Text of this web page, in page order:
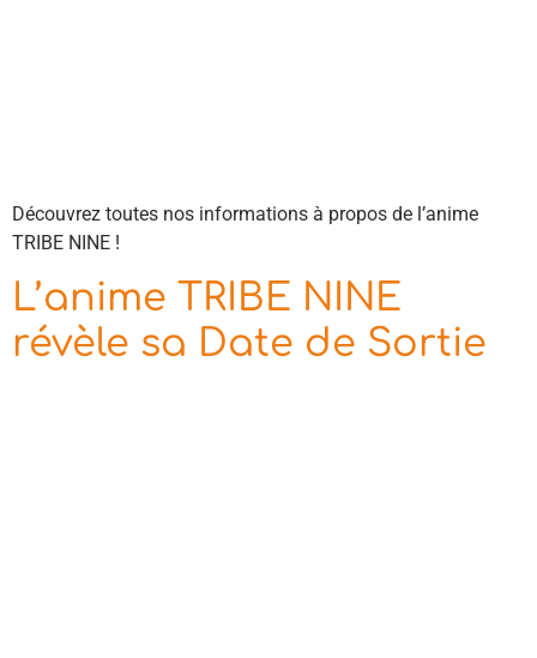
Découvrez toutes nos informations à propos de l’anime
TRIBE NINE !
L’anime TRIBE NINE
révèle sa Date de Sortie